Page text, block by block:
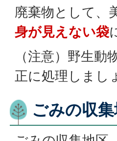
廃棄物として、
身が見えない袋
（注意）野生
正に処理しまし
ごみの収